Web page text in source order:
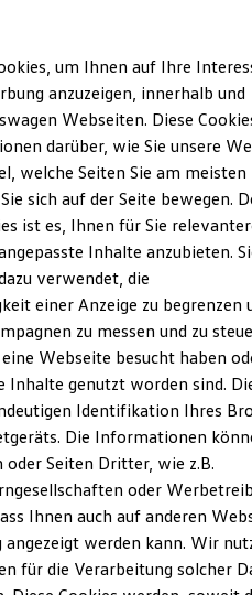
ID. Modelle
Winter
6
und Updates
Ihrem ID.
Mitarbeiter. Daher
nach Verstärkung
Sie auf unserer
Stellenangebote
Außergewöhnliche
voller Möglichkeiten
Sie jetzt ein und
von
& Co. KG .
– Ihre neue
Wir freuen uns auf
bei Auto-
um Ihnen auf Ihre
anzuzeigen, innerhalb und
Webseiten. Diese
darüber, wie Sie unsere
welche Seiten Sie am meisten
sich auf der Seite bewegen.
ist es, Ihnen für Sie
Inhalte anzubieten.
verwendet, die
einer Anzeige zu begrenzen
zu messen und zu
Webseite besucht haben
Inhalte genutzt worden sind.
Identifikation Ihres
Die Informationen
Seiten Dritter, wie z.B.
oder
Ihnen auch auf anderen
werden kann. Wir
für die Verarbeitung solcher